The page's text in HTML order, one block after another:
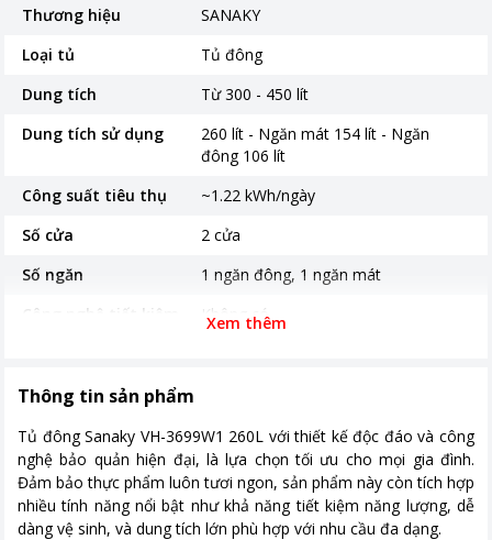
Thương hiệu
SANAKY
Loại tủ
Tủ đông
Dung tích
Từ 300 - 450 lít
Dung tích sử dụng
260 lít - Ngăn mát 154 lít - Ngăn
đông 106 lít
Công suất tiêu thụ
~1.22 kWh/ngày
Số cửa
2 cửa
Số ngăn
1 ngăn đông, 1 ngăn mát
Công nghệ tiết kiệm
Không có
Khoảng giá
Từ 5 - 10 triệu
Kích thước, khối lượng Dài 121.5 cm - Rộng 62 cm - Cao
84.5 cm - Nặng 47 kg
Xem thêm
Thông tin sản phẩm
Tủ đông Sanaky VH-3699W1 260L với thiết kế độc đáo và công
nghệ bảo quản hiện đại, là lựa chọn tối ưu cho mọi gia đình.
Đảm bảo thực phẩm luôn tươi ngon, sản phẩm này còn tích hợp
nhiều tính năng nổi bật như khả năng tiết kiệm năng lượng, dễ
dàng vệ sinh, và dung tích lớn phù hợp với nhu cầu đa dạng.